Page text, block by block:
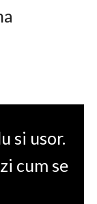
si usor.
cum se